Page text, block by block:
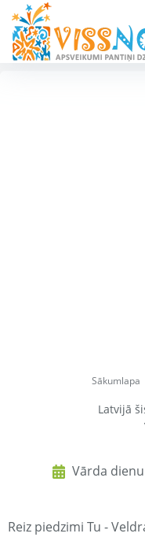
Sākumlapa
Latvijā
Vārda
Reiz piedzimi Tu -